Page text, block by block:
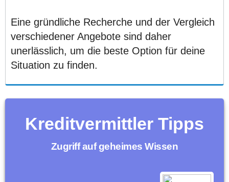
Eine gründliche Recherche und der Vergleich
verschiedener Angebote sind daher
unerlässlich, um die beste Option für deine
Situation zu finden.
Kreditvermittler Tipps
Zugriff auf geheimes Wissen